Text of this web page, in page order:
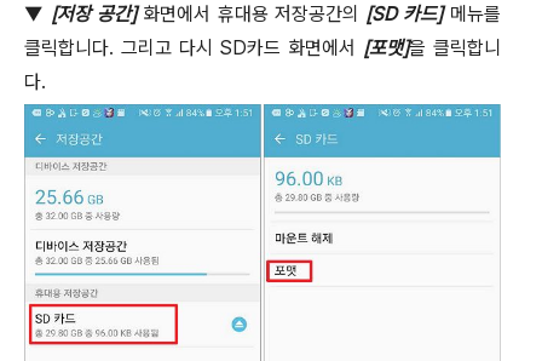
▼ [저장 공간] 화면에서 휴대용 저장공간의 [SD 카드] 메뉴를
클릭합니다. 그리고 다시 SD카드 화면에서 [포맷]을 클릭합니
다.